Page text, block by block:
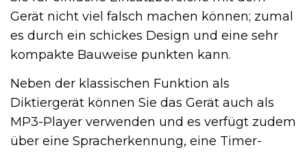
Gerät nicht viel falsch machen können; zumal
es durch ein schickes Design und eine sehr
kompakte Bauweise punkten kann.
Neben der klassischen Funktion als
Diktiergerät können Sie das Gerät auch als
MP3-Player verwenden und es verfügt zudem
über eine Spracherkennung, eine Timer-